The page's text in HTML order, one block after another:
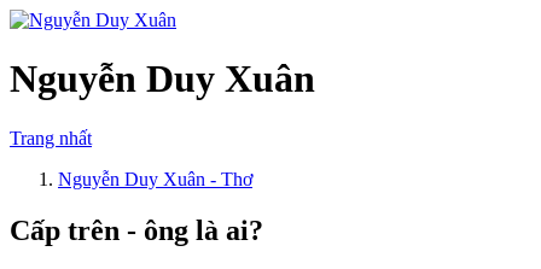
Nguyễn Duy Xuân
Trang nhất
Nguyễn Duy Xuân - Thơ
Cấp trên - ông là ai?